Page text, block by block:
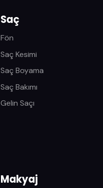
Saç
Fön
Saç Kesimi
Saç Boyama
Saç Bakımı
Gelin Saçı
Makyaj